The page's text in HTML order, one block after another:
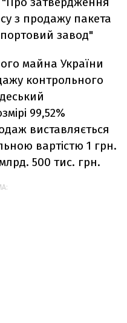
з продажу пакета
завод"
майна України
контрольного
99,52%
виставляється
вартістю 1 грн.
500 тис. грн.